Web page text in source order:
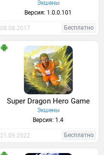
Экшены
Версия: 1.0.0.101
08.08.2017 Бесплатно
Super Dragon Hero Game
Экшены
Версия: 1.4
21.09.2022 Бесплатно